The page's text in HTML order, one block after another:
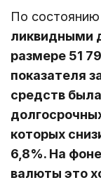
По
ликвидными
размере 51
показателя
средств
которых
6,8%. На
валюты это